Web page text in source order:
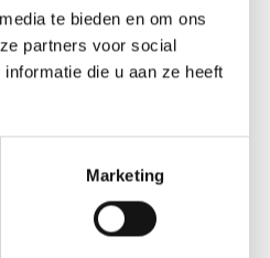
te bieden en om ons
partners voor social
die u aan ze heeft
Marketing